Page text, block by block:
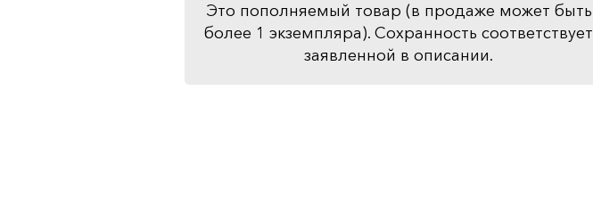
Это пополняемый товар (в продаже может быть
более 1 экземпляра). Сохранность соответствует
заявленной в описании.